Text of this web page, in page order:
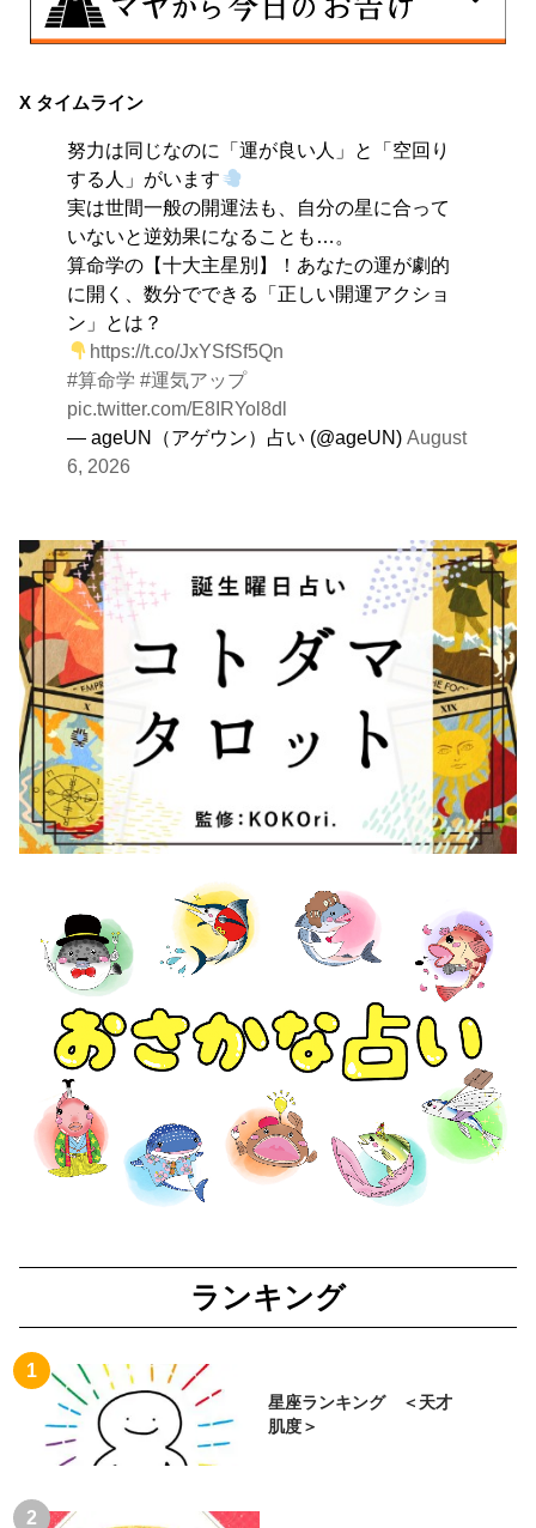
興味のある分野で、熟練を志す日。なんとなくではな
す。
X タイムライン
努力は同じなのに「運が良い人」と「空回り
する人」がいます
実は世間一般の開運法も、自分の星に合って
いないと逆効果になることも…。
算命学の【十大主星別】！あなたの運が劇的
に開く、数分でできる「正しい開運アクショ
ン」とは？
https://t.co/JxYSfSf5Qn
#算命学 #運気アップ
pic.twitter.com/E8IRYol8dl
— ageUN（アゲウン）占い (@ageUN)August
6, 2026
ランキング
星座ランキング ＜天才
肌度＞